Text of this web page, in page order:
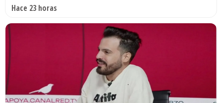
Hace 23 horas